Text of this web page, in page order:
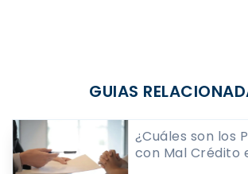
GUIAS
¿Cuáles son los
con Mal Crédito